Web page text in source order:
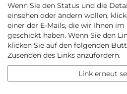
Wenn Sie den Status und die
einsehen oder ändern wollen,
einer der E-Mails, die wir Ihnen
geschickt haben. Wenn Sie den
klicken Sie auf den folgenden
Zusenden des Links anzufordern.
Link erneut